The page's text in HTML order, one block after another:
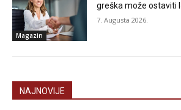
Magazin
greška može ostaviti
7. Augusta 2026.
NAJNOVIJE